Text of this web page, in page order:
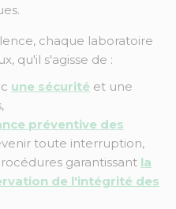
chaque laboratoire
qu'il s'agisse de :
une sécurité et une
préventive des
toute interruption,
garantissant la
de l'intégrité des